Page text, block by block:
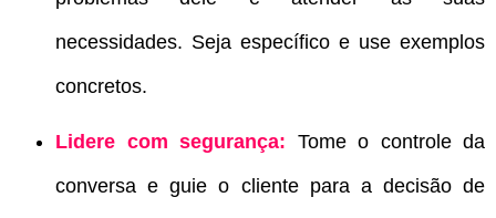
necessidades. Seja específico e use exemplos
concretos.
Lidere com segurança: Tome o controle da
conversa e guie o cliente para a decisão de